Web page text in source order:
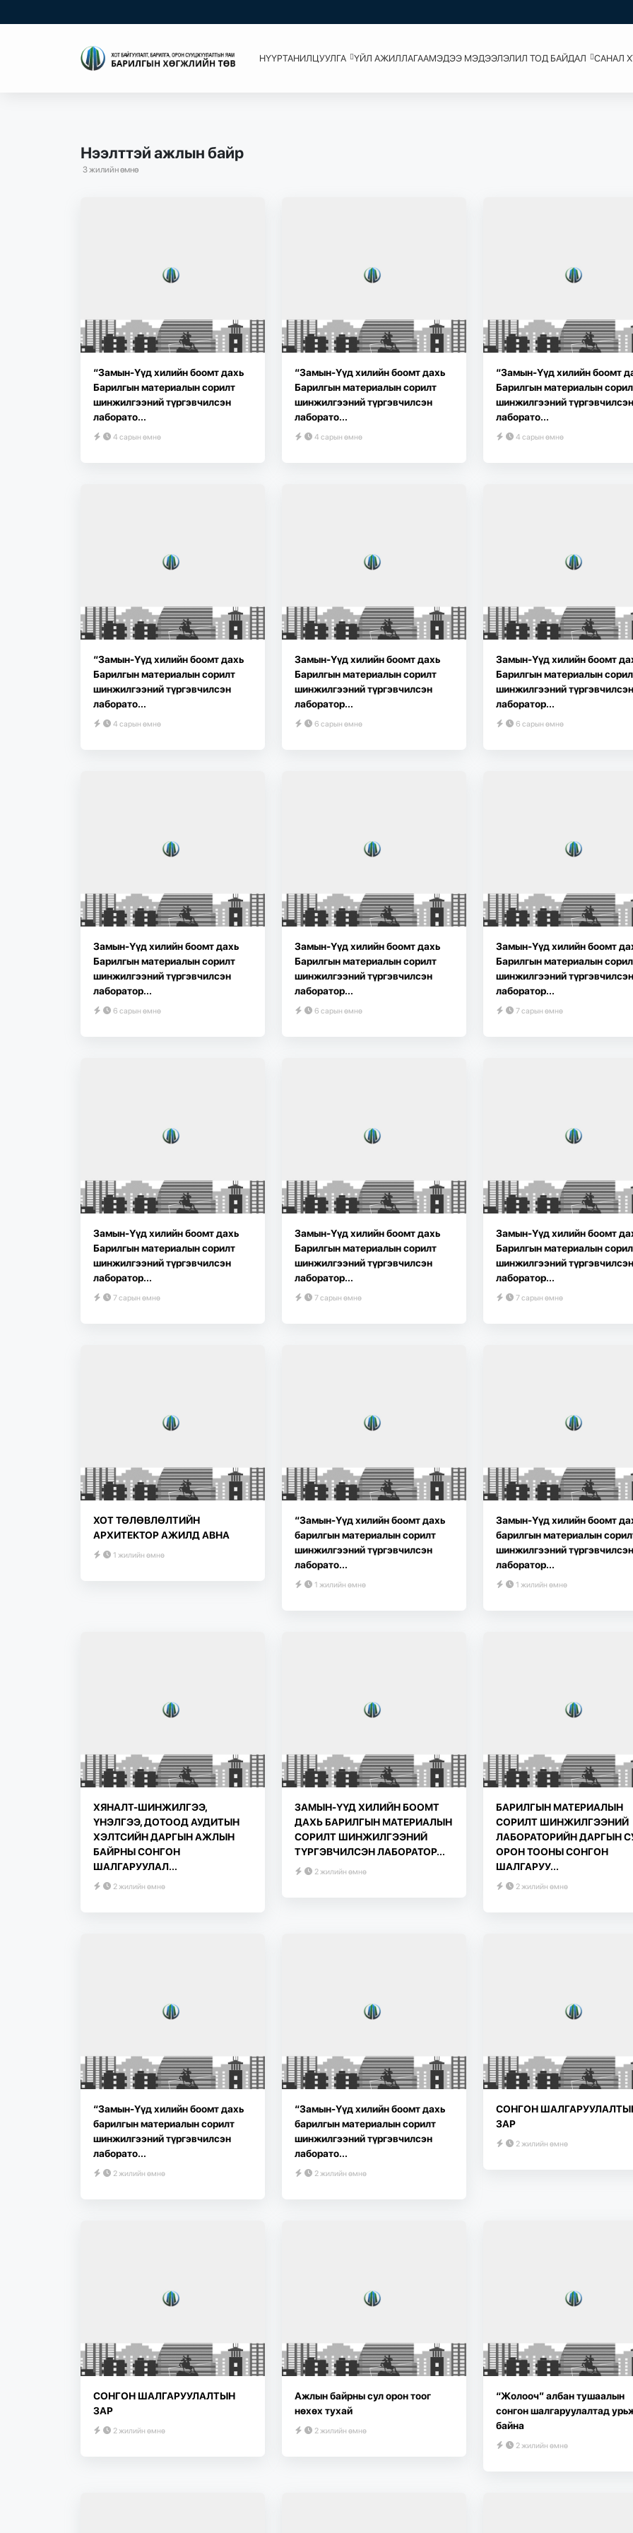
НҮҮРТАНИЛЦУУЛГА ҮЙЛ АЖИЛЛАГААМЭДЭЭ МЭДЭЭЛЭЛИЛ ТОД БАЙДАЛ САНАЛ
Нээлттэй ажлын байр
3 жилийн өмнө
“Замын-Үүд хилийн боомт дахь
Барилгын материалын сорилт
шинжилгээний түргэвчилсэн
лаборато...
4 сарын өмнө
“Замын-Үүд хилийн боомт дахь
Барилгын материалын сорилт
шинжилгээний түргэвчилсэн
лаборато...
4 сарын өмнө
“Замын-Үүд хилийн боомт
Барилгын материалын
шинжилгээний түргэвчилсэн
лаборато...
4 сарын өмнө
“Замын-Үүд хилийн боомт дахь
Барилгын материалын сорилт
шинжилгээний түргэвчилсэн
лаборато...
4 сарын өмнө
Замын-Үүд хилийн боомт дахь
Барилгын материалын сорилт
шинжилгээний түргэвчилсэн
лаборатор...
6 сарын өмнө
Замын-Үүд хилийн боомт
Барилгын материалын
шинжилгээний түргэвчилсэн
лаборатор...
6 сарын өмнө
Замын-Үүд хилийн боомт дахь
Барилгын материалын сорилт
шинжилгээний түргэвчилсэн
лаборатор...
6 сарын өмнө
Замын-Үүд хилийн боомт дахь
Барилгын материалын сорилт
шинжилгээний түргэвчилсэн
лаборатор...
6 сарын өмнө
Замын-Үүд хилийн боомт
Барилгын материалын
шинжилгээний түргэвчилсэн
лаборатор...
7 сарын өмнө
Замын-Үүд хилийн боомт дахь
Барилгын материалын сорилт
шинжилгээний түргэвчилсэн
лаборатор...
7 сарын өмнө
Замын-Үүд хилийн боомт дахь
Барилгын материалын сорилт
шинжилгээний түргэвчилсэн
лаборатор...
7 сарын өмнө
Замын-Үүд хилийн боомт
Барилгын материалын
шинжилгээний түргэвчилсэн
лаборатор...
7 сарын өмнө
ХОТ ТӨЛӨВЛӨЛТИЙН
АРХИТЕКТОР АЖИЛД АВНА
1 жилийн өмнө
“Замын-Үүд хилийн боомт дахь
барилгын материалын сорилт
шинжилгээний түргэвчилсэн
лаборато...
1 жилийн өмнө
Замын-Үүд хилийн боомт
барилгын материалын
шинжилгээний түргэвчилсэн
лаборатор...
1 жилийн өмнө
ХЯНАЛТ-ШИНЖИЛГЭЭ,
ҮНЭЛГЭЭ, ДОТООД АУДИТЫН
ХЭЛТСИЙН ДАРГЫН АЖЛЫН
БАЙРНЫ СОНГОН
ШАЛГАРУУЛАЛ...
2 жилийн өмнө
ЗАМЫН-ҮҮД ХИЛИЙН БООМТ
ДАХЬ БАРИЛГЫН МАТЕРИАЛЫН
СОРИЛТ ШИНЖИЛГЭЭНИЙ
ТҮРГЭВЧИЛСЭН ЛАБОРАТОР...
2 жилийн өмнө
БАРИЛГЫН МАТЕРИАЛЫН
СОРИЛТ ШИНЖИЛГЭЭНИЙ
ЛАБОРАТОРИЙН ДАРГЫН
ОРОН ТООНЫ СОНГОН
ШАЛГАРУУ...
2 жилийн өмнө
“Замын-Үүд хилийн боомт дахь
барилгын материалын сорилт
шинжилгээний түргэвчилсэн
лаборато...
2 жилийн өмнө
“Замын-Үүд хилийн боомт дахь
барилгын материалын сорилт
шинжилгээний түргэвчилсэн
лаборато...
2 жилийн өмнө
СОНГОН
ЗАР
2 жилийн өмнө
СОНГОН ШАЛГАРУУЛАЛТЫН
ЗАР
2 жилийн өмнө
Ажлын байрны сул орон тоог
нөхөх тухай
2 жилийн өмнө
“Жолооч” албан тушаалын
сонгон шалгаруулалтад
байна
2 жилийн өмнө